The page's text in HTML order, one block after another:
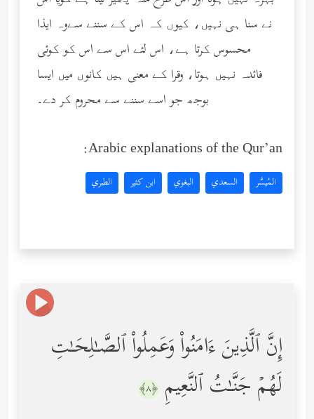
نے سنا ہی نہیں، کیوں کہ اس کے سننے سےوہ ایذا
محسوس کرتا ہے، اس لئے اس سے اس کو کوئی
فائدہ نہیں ہوتا، وقرا کے معنی ہیں کانوں میں ایسا
بوجھ جو اسے سننے سے محروم کر دے۔
Arabic explanations of the Qur’an:
المُيسَّر السعدي البغوي ابن كثير الطبري
إِنَّ ٱلَّذِینَ ءَامَنُواْ وَعَمِلُواْ ٱلصَّـٰلِحَـٰتِ
لَهُمۡ جَنَّـٰتُ ٱلنَّعِیمِ ﴿٨﴾